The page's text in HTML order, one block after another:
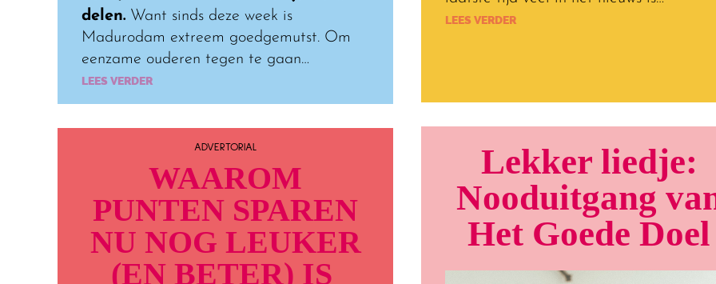
delen. Want sinds deze week is
Madurodam extreem goedgemutst. Om
eenzame ouderen tegen te gaan…
LEES VERDER
ADVERTORIAL
WAAROM
PUNTEN SPAREN
NU NOG LEUKER
(EN BETER) IS
LEES VERDER
Lekker liedje:
Nooduitgang
Het Goede Doel